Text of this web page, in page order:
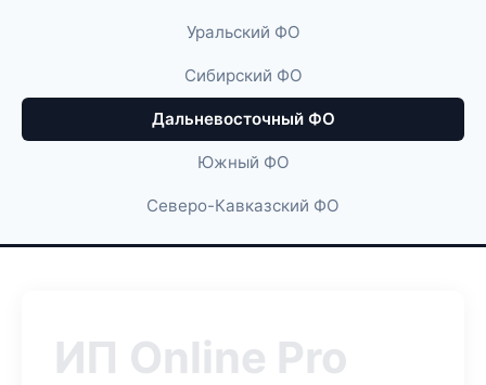
Уральский ФО
Сибирский ФО
Дальневосточный ФО
Южный ФО
Северо-Кавказский ФО
ИП Online Pro